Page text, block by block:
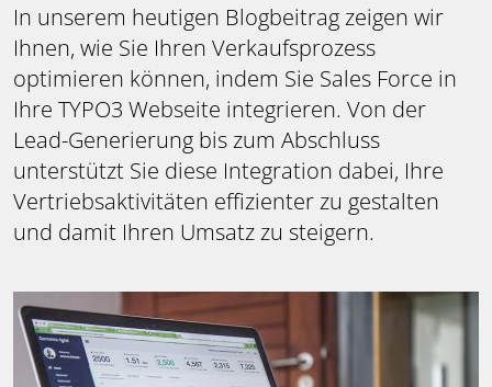
In unserem heutigen Blogbeitrag zeigen wir
Ihnen, wie Sie Ihren Verkaufsprozess
optimieren können, indem Sie Sales Force in
Ihre TYPO3 Webseite integrieren. Von der
Lead-Generierung bis zum Abschluss
unterstützt Sie diese Integration dabei, Ihre
Vertriebsaktivitäten effizienter zu gestalten
und damit Ihren Umsatz zu steigern.